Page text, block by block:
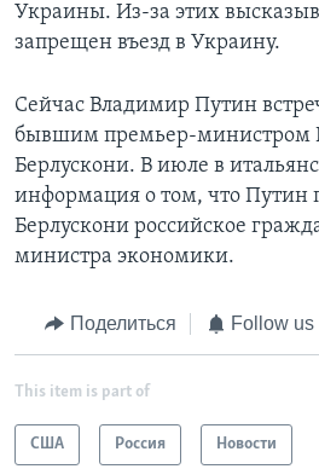
Украины. Из-за этих
запрещен въезд в Украину.
Сейчас Владимир Путин
бывшим премьер-министром
Берлускони. В июле в
информация о том, что Путин
Берлускони российское
министра экономики.
Поделиться Follow us
This item is part of
США Россия Новости